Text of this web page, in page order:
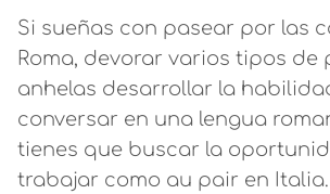
Si sueñas con pasear por las
Roma, devorar varios tipos de
anhelas desarrollar la
conversar en una lengua
tienes que buscar la
trabajar como au pair en Italia.